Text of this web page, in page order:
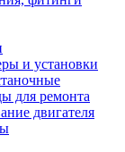
и установки
для ремонта
двигателя